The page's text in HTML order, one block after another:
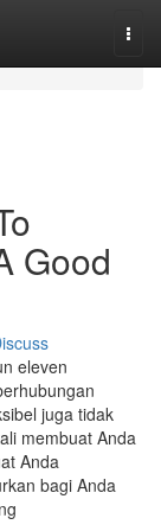
Good
eleven
juga tidak
membuat Anda
Anda
bagi Anda